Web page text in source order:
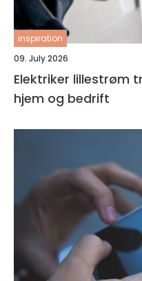
inspiration
09. July 2026
Elektriker lillestrøm trygg og moderne hjelp til
hjem og bedrift